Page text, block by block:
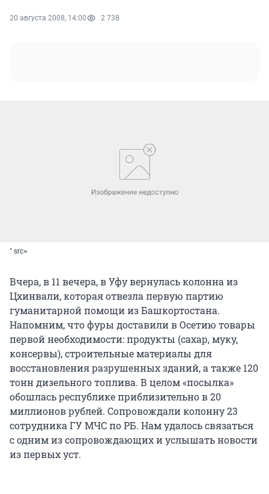
20 августа 2008, 14:00 2 738
" src=
Вчера, в 11 вечера, в Уфу вернулась колонна из
Цхинвали, которая отвезла первую партию
гуманитарной помощи из Башкортостана.
Напомним, что фуры доставили в Осетию товары
первой необходимости: продукты (сахар, муку,
консервы), строительные материалы для
восстановления разрушенных зданий, а также 120
тонн дизельного топлива. В целом «посылка»
обошлась республике приблизительно в 20
миллионов рублей. Сопровождали колонну 23
сотрудника ГУ МЧС по РБ. Нам удалось связаться
с одним из сопровождающих и услышать новости
из первых уст.